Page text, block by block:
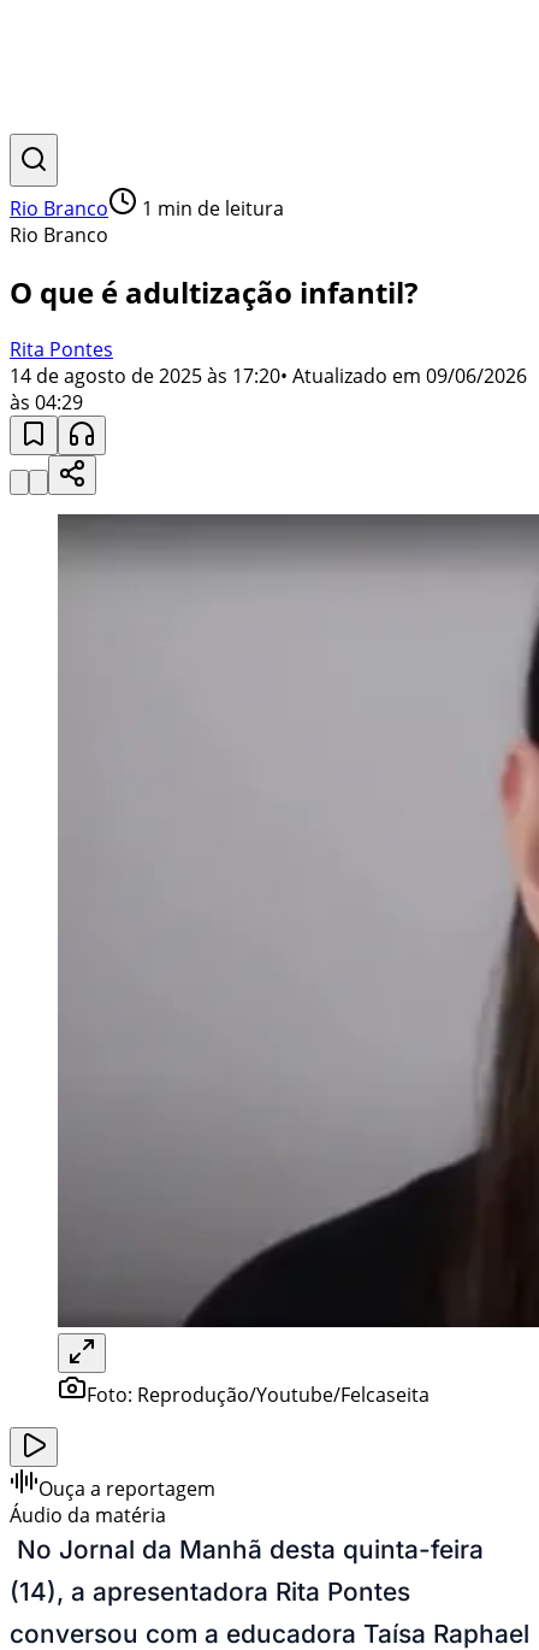
Rio Branco 1 min de leitura
Rio Branco
O que é adultização infantil?
Rita Pontes
14 de agosto de 2025 às 17:20• Atualizado em 09/06/2026
às 04:29
Foto: Reprodução/Youtube/Felcaseita
Ouça a reportagem
Áudio da matéria
No Jornal da Manhã desta quinta-feira
(14), a apresentadora Rita Pontes
conversou com a educadora Taísa Raphael